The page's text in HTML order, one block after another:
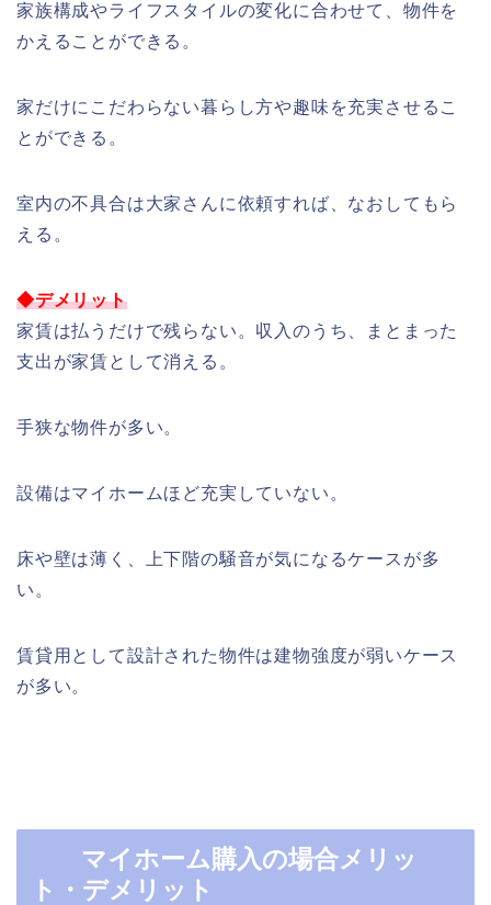
家族構成やライフスタイルの変化に合わせて、物件を
かえることができる。
家だけにこだわらない暮らし方や趣味を充実させるこ
とができる。
室内の不具合は大家さんに依頼すれば、なおしてもら
える。
◆デメリット
家賃は払うだけで残らない。収入のうち、まとまった
支出が家賃として消える。
手狭な物件が多い。
設備はマイホームほど充実していない。
床や壁は薄く、上下階の騒音が気になるケースが多
い。
賃貸用として設計された物件は建物強度が弱いケース
が多い。
マイホーム購入の場合メリッ
ト・デメリット